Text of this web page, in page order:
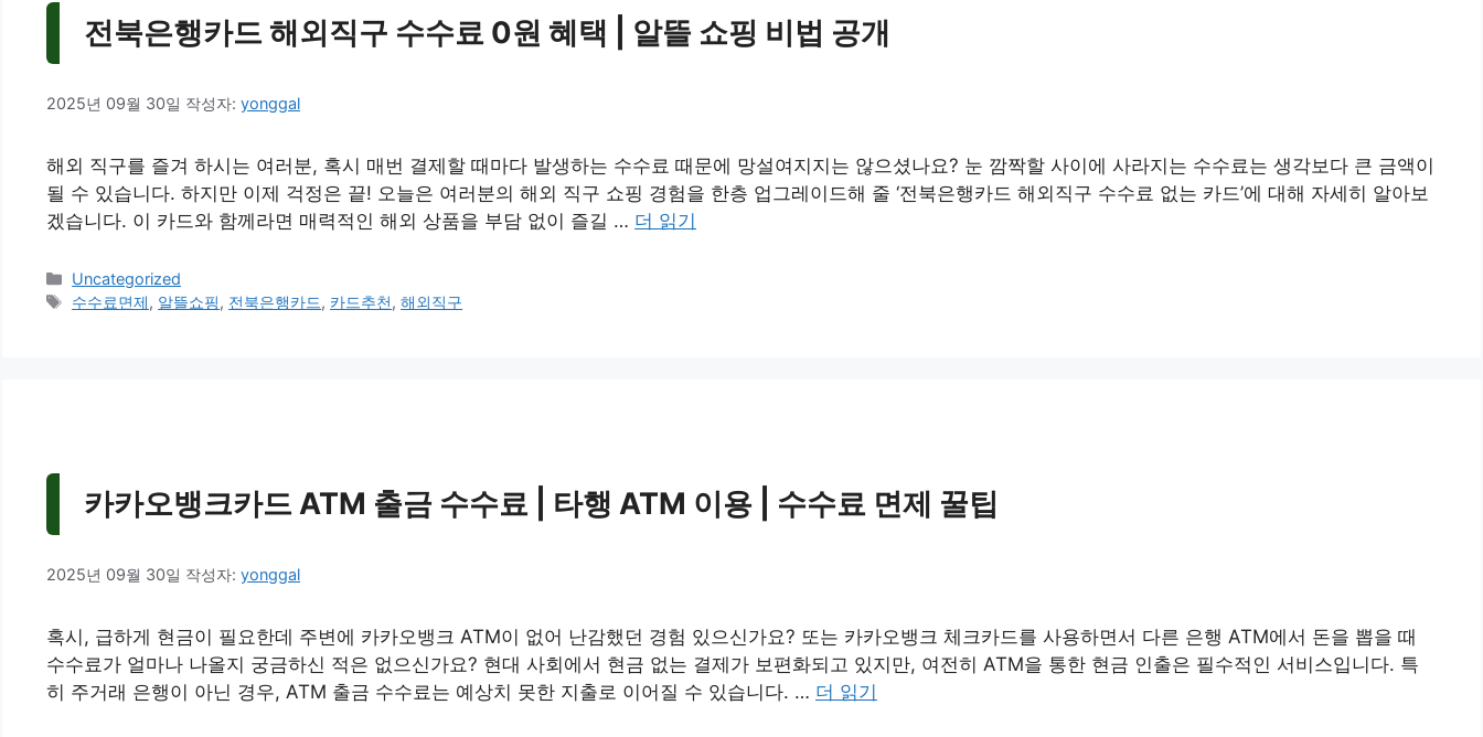
전북은행카드 해외직구 수수료 0원 혜택 | 알뜰 쇼핑 비법 공개
2025년 09월 30일 작성자: yonggal
해외 직구를 즐겨 하시는 여러분, 혹시 매번 결제할 때마다 발생하는 수수료 때문에 망설여지지는 않으셨나요? 눈 깜짝할 사이에 사라지는 수수료는 생각보다 큰 금액이
될 수 있습니다. 하지만 이제 걱정은 끝! 오늘은 여러분의 해외 직구 쇼핑 경험을 한층 업그레이드해 줄 ‘전북은행카드 해외직구 수수료 없는 카드’에 대해 자세히 알아보
겠습니다. 이 카드와 함께라면 매력적인 해외 상품을 부담 없이 즐길 … 더 읽기
카
테
Uncategorized
태
수수료면제, 알뜰쇼핑, 전북은행카드, 카드추천,해외직구
카카오뱅크카드 ATM 출금 수수료 | 타행 ATM 이용 | 수수료 면제 꿀팁
2025년 09월 30일 작성자: yonggal
혹시, 급하게 현금이 필요한데 주변에 카카오뱅크 ATM이 없어 난감했던 경험 있으신가요? 또는 카카오뱅크 체크카드를 사용하면서 다른 은행 ATM에서 돈을 뽑을 때
수수료가 얼마나 나올지 궁금하신 적은 없으신가요? 현대 사회에서 현금 없는 결제가 보편화되고 있지만, 여전히 ATM을 통한 현금 인출은 필수적인 서비스입니다. 특
히 주거래 은행이 아닌 경우, ATM 출금 수수료는 예상치 못한 지출로 이어질 수 있습니다. … 더 읽기